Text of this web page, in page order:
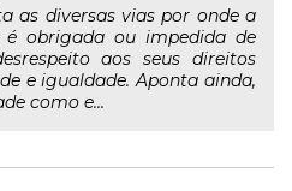
as diversas vias por onde a
é obrigada ou impedida de
aos seus direitos
e igualdade. Aponta ainda,
como e...